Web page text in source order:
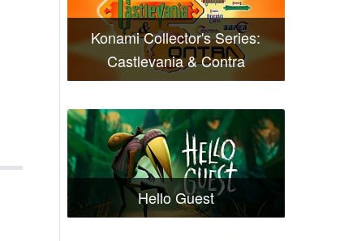
Konami Collector's Series:
Castlevania & Contra
Hello Guest